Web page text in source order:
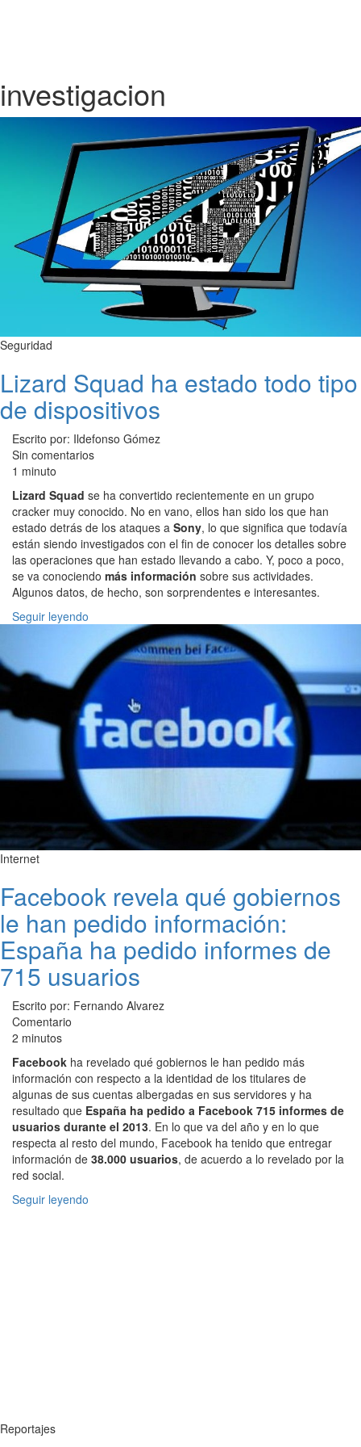
investigacion
Seguridad
Lizard Squad ha estado todo tipo
de dispositivos
Escrito por: Ildefonso Gómez
Sin comentarios
1 minuto
Lizard Squad se ha convertido recientemente en un grupo
cracker muy conocido. No en vano, ellos han sido los que han
estado detrás de los ataques a Sony, lo que significa que todavía
están siendo investigados con el fin de conocer los detalles sobre
las operaciones que han estado llevando a cabo. Y, poco a poco,
se va conociendo más información sobre sus actividades.
Algunos datos, de hecho, son sorprendentes e interesantes.
Seguir leyendo
Internet
Facebook revela qué gobiernos
le han pedido información:
España ha pedido informes de
715 usuarios
Escrito por: Fernando Alvarez
Comentario
2 minutos
Facebook ha revelado qué gobiernos le han pedido más
información con respecto a la identidad de los titulares de
algunas de sus cuentas albergadas en sus servidores y ha
resultado que España ha pedido a Facebook 715 informes de
usuarios durante el 2013. En lo que va del año y en lo que
respecta al resto del mundo, Facebook ha tenido que entregar
información de 38.000 usuarios, de acuerdo a lo revelado por la
red social.
Seguir leyendo
Reportajes